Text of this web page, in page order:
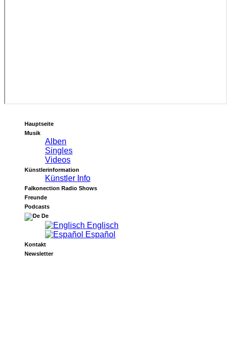
Hauptseite
Musik
Alben
Singles
Videos
Künstlerinformation
Künstler Info
Falkonection Radio Shows
Freunde
Podcasts
De
Englisch
Español
Kontakt
Newsletter